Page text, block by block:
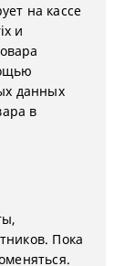
на кассе
и
данных
в
Пока